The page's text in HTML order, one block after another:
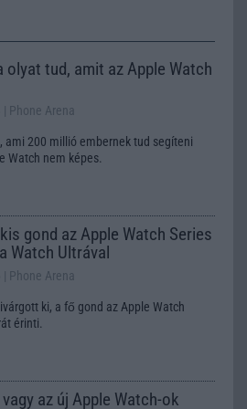
olyat tud, amit az Apple Watch
| Phone Arena
ami 200 millió embernek tud segíteni
Watch nem képes.
gond az Apple Watch Series
Watch Ultrával
| Phone Arena
ki, a fő gond az Apple Watch
érinti.
az új Apple Watch-ok